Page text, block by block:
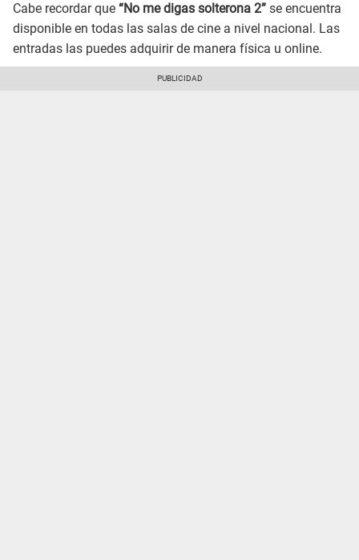
Cabe recordar que “No me digas solterona 2” se encuentra
disponible en todas las salas de cine a nivel nacional. Las
entradas las puedes adquirir de manera física u online.